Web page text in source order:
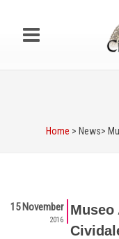
Home > News>
15 November
2016
Museo